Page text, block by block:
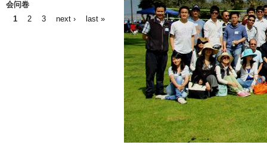
会问卷
Pages
1 2 3 next › last »